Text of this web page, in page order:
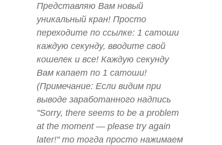
Представляю Вам новый
уникальный кран! Просто
переходите по ссылке: 1 сатоши
каждую секунду, вводите свой
кошелек и все! Каждую секунду
Вам капает по 1 сатоши!
(Примечание: Если видим при
выводе заработанного надпись
"Sorry, there seems to be a problem
at the moment — please try again
later!" то тогда просто нажимаем